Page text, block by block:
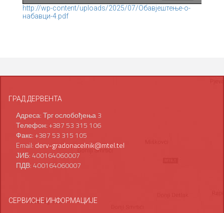
http://wp-content/uploads/2025/07/Обавјештење-о-
набавци-4.pdf
ГРАД ДЕРВЕНТА
Адреса: Трг ослобођења 3
Телефон: +387 53 315 106
Факс: +387 53 315 105
Email: derv-gradonacelnik@mtel.tel
ЈИБ: 400164060007
ПДВ: 400164060007
СЕРВИСНЕ ИНФОРМАЦИЈЕ